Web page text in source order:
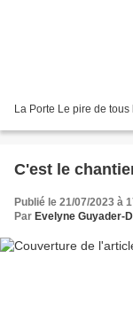
La Porte Le pire de
C'est le
Publié le 21/07/2023 à
Par Evelyne Guyader-